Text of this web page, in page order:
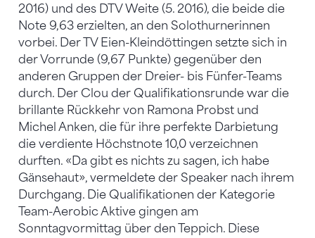
2016) und des DTV Weite (5. 2016), die beide die
Note 9,63 erzielten, an den Solothurnerinnen
vorbei. Der TV Eien-Kleindöttingen setzte sich in
der Vorrunde (9,67 Punkte) gegenüber den
anderen Gruppen der Dreier- bis Fünfer-Teams
durch. Der Clou der Qualifikationsrunde war die
brillante Rückkehr von Ramona Probst und
Michel Anken, die für ihre perfekte Darbietung
die verdiente Höchstnote 10,0 verzeichnen
durften. «Da gibt es nichts zu sagen, ich habe
Gänsehaut», vermeldete der Speaker nach ihrem
Durchgang. Die Qualifikationen der Kategorie
Team-Aerobic Aktive gingen am
Sonntagvormittag über den Teppich. Diese